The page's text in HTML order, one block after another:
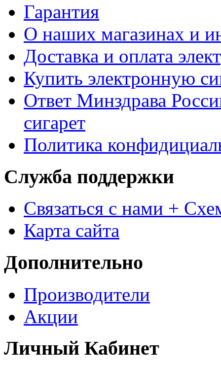
Гарантия
О наших магазинах и
Доставка и оплата
Купить электронную
Ответ Минздрава
сигарет
Политика
Служба поддержки
Связаться с нами +
Карта сайта
Дополнительно
Производители
Акции
Личный Кабинет